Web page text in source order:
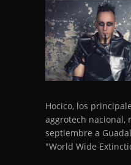
Hocico, los
aggrotech nacional,
septiembre a
"World Wide